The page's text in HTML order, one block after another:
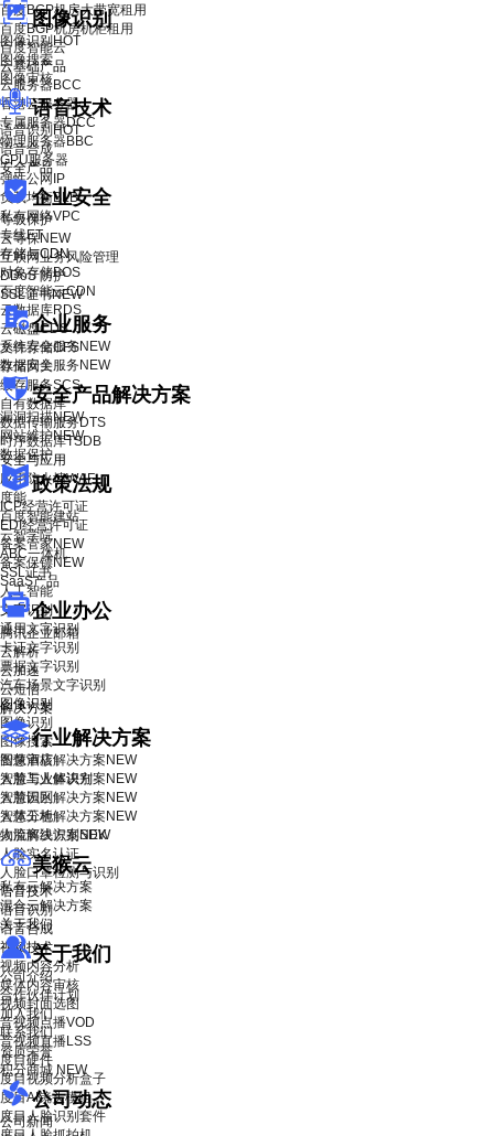
图像识别
图像识别HOT
图像搜索
图像审核
语音技术
语音识别 HOT
语音合成
安全产品
企业安全
等级保护
云等保NEW
互联网业务风险管理
DDoS 防护
SSL证书NEW
企业服务
系统安全服务NEW
数据安全服务 NEW
安全产品解决方案
漏洞扫描NEW
网站维护NEW
数据保护
政策法规
ICP经营许可证
EDI经营许可证
备案管家NEW
备案保镖NEW
SaaS产品
企业办公
腾讯企业邮箱
云解析
云加速
云短信
解决方案
行业解决方案
智慧酒店解决方案 NEW
智慧工业解决方案 NEW
智慧园区解决方案 NEW
智慧工地解决方案 NEW
物流解决方案NEW
美猴云
私有云解决方案
混合云解决方案
关于我们
关于我们
公司介绍
合作伙伴计划
加入我们
联系我们
资质荣誉
积分商城 NEW
公司动态
公司新闻
百度BGP机房大带宽租用
百度BGP机房机柜租用
百度智能云
云基础产品
云服务器BCC
香港云服务器
专属服务器DCC
物理服务器BBC
GPU服务器
弹性公网IP
负载均衡BLB
私有网络VPC
专线ET
存储与CDN
对象存储BOS
百度智能云CDN
云数据库RDS
云磁盘CDS
文件存储CFS
存储网关
缓存服务SCS
自有数据库
数据传输服务DTS
时序数据库TSDB
安全与应用
应用防火墙WAF
度能
百度智能建站
云智学院
ABC一体机
SSL证书
人工智能
文字识别
通用文字识别
卡证文字识别
票据文字识别
汽车场景文字识别
图像识别
图像识别
图像搜索
图像审核
人脸与人体识别
人脸识别
人体分析
人脸离线识别SDK
人脸实名认证
人脸口罩检测与识别
语音技术
语音识别
语音合成
视频技术
视频内容分析
媒体内容审核
视频封面选图
音视频点播VOD
音视频直播LSS
度目硬件
度目视频分析盒子
度目AI镜头模组
度目人脸识别套件